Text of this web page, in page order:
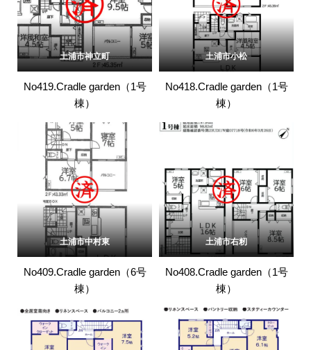
土浦市神立町
No419.Cradle garden（1号
棟）
土浦市小松
No418.Cradle garden（1号
棟）
土浦市中村東
No409.Cradle garden（6号
棟）
土浦市右籾
No408.Cradle garden（1号
棟）